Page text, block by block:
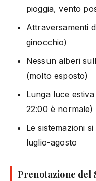
pioggia, vento
Attraversamenti
ginocchio)
Nessun alberi
(molto esposto)
Lunga luce
22:00 è normale)
Le sistemazioni
luglio-agosto
Prenotazione del